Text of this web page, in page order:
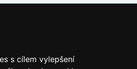
s cílem vylepšení